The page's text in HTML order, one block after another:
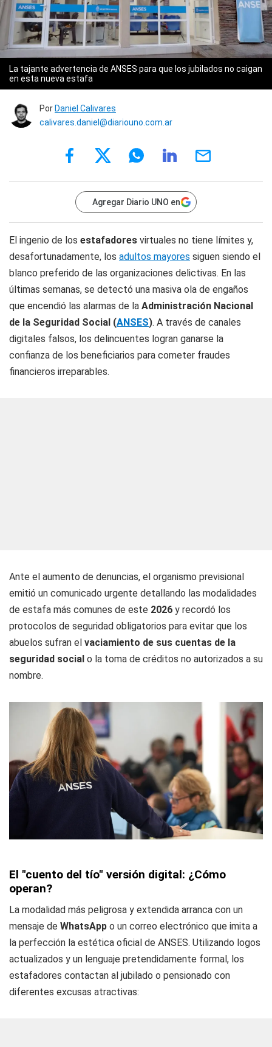
La tajante advertencia de ANSES para que los jubilados no caigan
en esta nueva estafa
Por Daniel Calivares
calivares.daniel@diariouno.com.ar
Agregar Diario UNO en
El ingenio de los estafadores virtuales no tiene límites y,
desafortunadamente, los adultos mayores siguen siendo el
blanco preferido de las organizaciones delictivas. En las
últimas semanas, se detectó una masiva ola de engaños
que encendió las alarmas de la Administración Nacional
de la Seguridad Social (ANSES). A través de canales
digitales falsos, los delincuentes logran ganarse la
confianza de los beneficiarios para cometer fraudes
financieros irreparables.
Ante el aumento de denuncias, el organismo previsional
emitió un comunicado urgente detallando las modalidades
de estafa más comunes de este 2026 y recordó los
protocolos de seguridad obligatorios para evitar que los
abuelos sufran el vaciamiento de sus cuentas de la
seguridad social o la toma de créditos no autorizados a su
nombre.
El "cuento del tío" versión digital: ¿Cómo
operan?
La modalidad más peligrosa y extendida arranca con un
mensaje de WhatsApp o un correo electrónico que imita a
la perfección la estética oficial de ANSES. Utilizando logos
actualizados y un lenguaje pretendidamente formal, los
estafadores contactan al jubilado o pensionado con
diferentes excusas atractivas: